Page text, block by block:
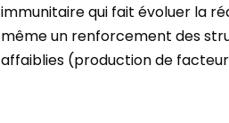
immunitaire qui fait évoluer la
même un renforcement des
affaiblies (production de